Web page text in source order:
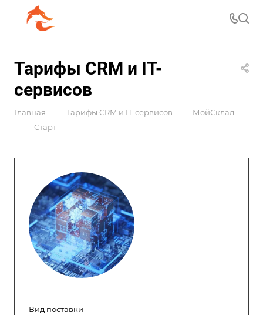
Тарифы CRM и IT-
сервисов
Главная — Тарифы CRM и IT-сервисов — МойСклад
— Старт
Вид поставки